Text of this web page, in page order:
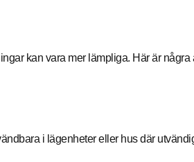
kan vara mer lämpliga. Här är några
i lägenheter eller hus där